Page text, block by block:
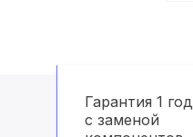
Гарантия 1 год
с заменой